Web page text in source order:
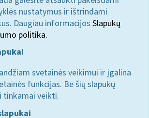
nustatymus ir ištrindami
Daugiau informacijos Slapukų
politika.
svetainės veikimui ir įgalina
funkcijas. Be šių slapukų
tinkamai veikti.